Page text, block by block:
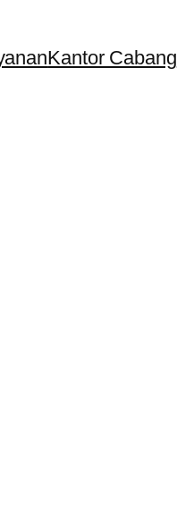
Kantor Cabang